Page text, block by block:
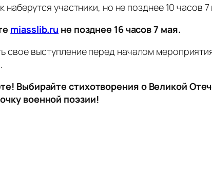
участники, но не позднее 10 часов 7
miasslib.ru не позднее 16 часов 7 мая.
свое выступление перед началом
Выбирайте стихотворения о Великой
военной поэзии!